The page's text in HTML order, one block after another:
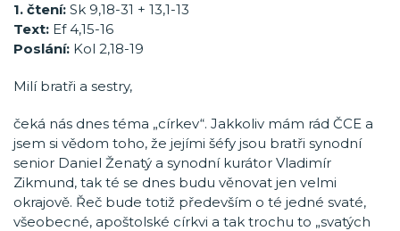
1. čtení: Sk 9,18-31 + 13,1-13
Text: Ef 4,15-16
Poslání: Kol 2,18-19
Milí bratři a sestry,
čeká nás dnes téma „církev“. Jakkoliv mám rád ČCE a
jsem si vědom toho, že jejími šéfy jsou bratři synodní
senior Daniel Ženatý a synodní kurátor Vladimír
Zikmund, tak té se dnes budu věnovat jen velmi
okrajově. Řeč bude totiž především o té jedné svaté,
všeobecné, apoštolské církvi a tak trochu to „svatých